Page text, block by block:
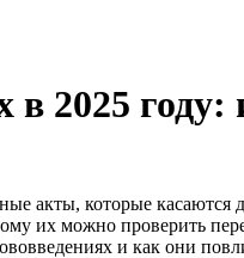
2025 году:
акты, которые касаются
их можно проверить
и как они